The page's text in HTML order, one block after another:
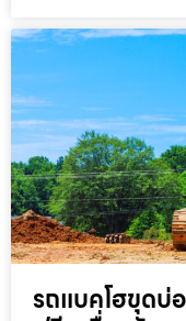
รถแบคโฮขุดบ่